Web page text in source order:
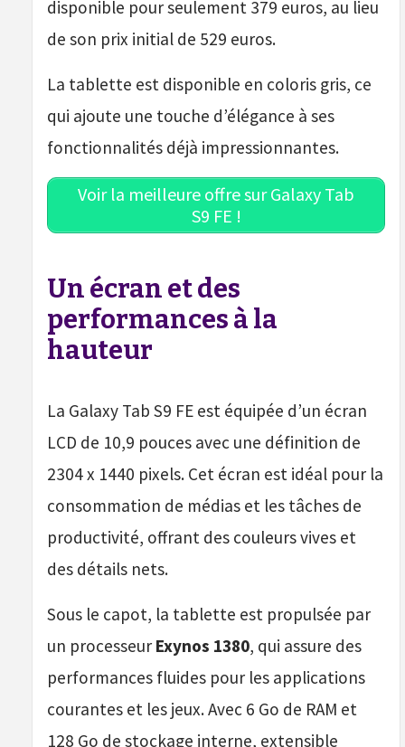
disponible pour seulement 379 euros, au lieu
de son prix initial de 529 euros.
La tablette est disponible en coloris gris, ce
qui ajoute une touche d’élégance à ses
fonctionnalités déjà impressionnantes.
Voir la meilleure offre sur Galaxy Tab
S9 FE !
Un écran et des
performances à la
hauteur
La Galaxy Tab S9 FE est équipée d’un écran
LCD de 10,9 pouces avec une définition de
2304 x 1440 pixels. Cet écran est idéal pour la
consommation de médias et les tâches de
productivité, offrant des couleurs vives et
des détails nets.
Sous le capot, la tablette est propulsée par
un processeur Exynos 1380, qui assure des
performances fluides pour les applications
courantes et les jeux. Avec 6 Go de RAM et
128 Go de stockage interne, extensible